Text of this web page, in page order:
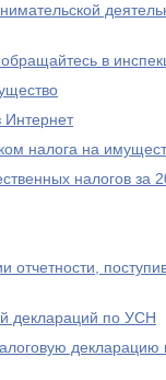
в
налога на
налогов за
отчетности,
деклараций по УСН